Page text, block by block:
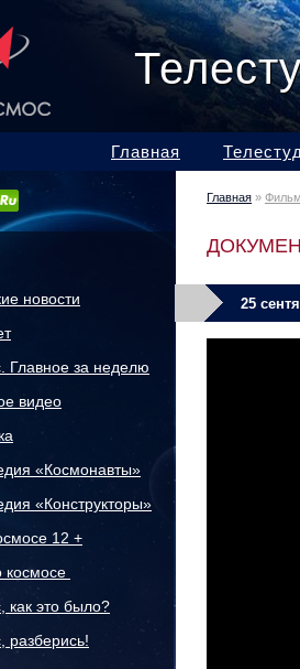
Главная
новости
Главное за неделю
видео
«Космонавты»
«Конструкторы»
12 +
космосе
как это было?
разберись!
Главная »
25